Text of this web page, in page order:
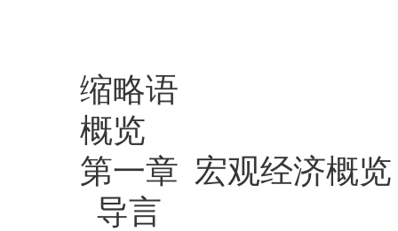
缩略语
概览
第一章 宏观经济概览
导言